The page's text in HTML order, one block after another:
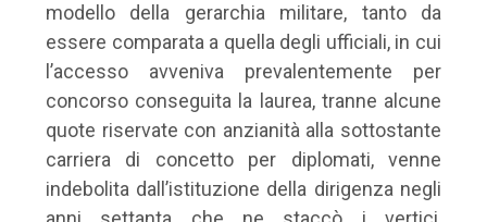
modello della gerarchia militare, tanto da
essere comparata a quella degli ufficiali, in cui
l’accesso avveniva prevalentemente per
concorso conseguita la laurea, tranne alcune
quote riservate con anzianità alla sottostante
carriera di concetto per diplomati, venne
indebolita dall’istituzione della dirigenza negli